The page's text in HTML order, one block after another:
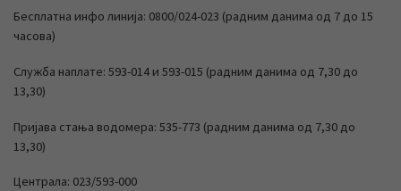
Бесплатна инфо линија: 0800/024-023 (радним данима од 7 до 15
часова)
Служба наплате: 593-014 и 593-015 (радним данима од 7,30 до
13,30)
Пријава стања водомера: 535-773 (радним данима од 7,30 до
13,30)
Централа: 023/593-000